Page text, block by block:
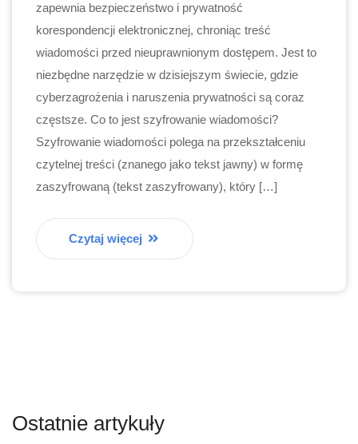
zapewnia bezpieczeństwo i prywatność
korespondencji elektronicznej, chroniąc treść
wiadomości przed nieuprawnionym dostępem. Jest to
niezbędne narzędzie w dzisiejszym świecie, gdzie
cyberzagrożenia i naruszenia prywatności są coraz
częstsze. Co to jest szyfrowanie wiadomości?
Szyfrowanie wiadomości polega na przekształceniu
czytelnej treści (znanego jako tekst jawny) w formę
zaszyfrowaną (tekst zaszyfrowany), który […]
Czytaj więcej
Ostatnie artykuły